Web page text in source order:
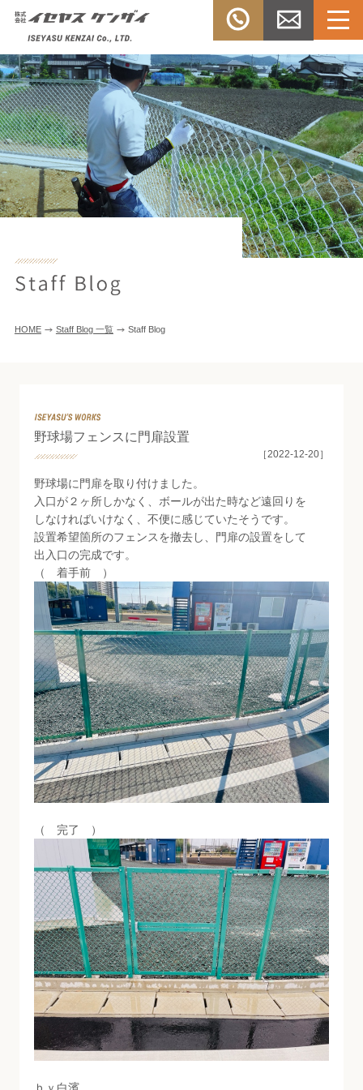
株式会社イセヤスケンザ
イ
0532-33-
3303
わせ
HOME Staff Blog 一覧 Staff Blog
野球場フェンスに門扉設置
［2022-12-20］
野球場に門扉を取り付けました。
入口が２ヶ所しかなく、ボールが出た時など遠回りを
しなければいけなく、不便に感じていたそうです。
設置希望箇所のフェンスを撤去し、門扉の設置をして
出入口の完成です。
（ 着手前 ）
（ 完了 ）
ｂｙ白濱